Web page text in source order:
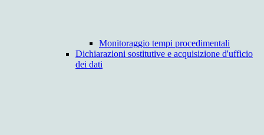
Monitoraggio tempi procedimentali
Dichiarazioni sostitutive e acquisizione d'ufficio
dei dati